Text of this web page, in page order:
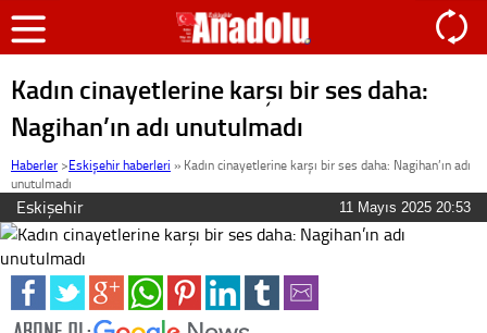
Kadın cinayetlerine karşı bir ses daha:
Nagihan’ın adı unutulmadı
Haberler >Eskişehir haberleri » Kadın cinayetlerine karşı bir ses daha: Nagihan’ın adı
unutulmadı
Eskişehir 11 Mayıs 2025 20:53